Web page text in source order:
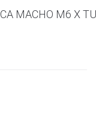
MACHO M6 X